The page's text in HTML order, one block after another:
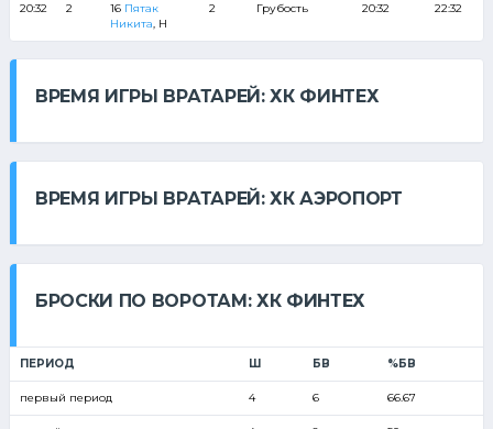
20:32 2 16 Пятак
Никита, Н
2 Грубость 20:32 22:32
ВРЕМЯ ИГРЫ ВРАТАРЕЙ: ХК ФИНТЕХ
ВРЕМЯ ИГРЫ ВРАТАРЕЙ: ХК АЭРОПОРТ
БРОСКИ ПО ВОРОТАМ: ХК ФИНТЕХ
ПЕРИОД Ш БВ %БВ
первый период 4 6 66.67